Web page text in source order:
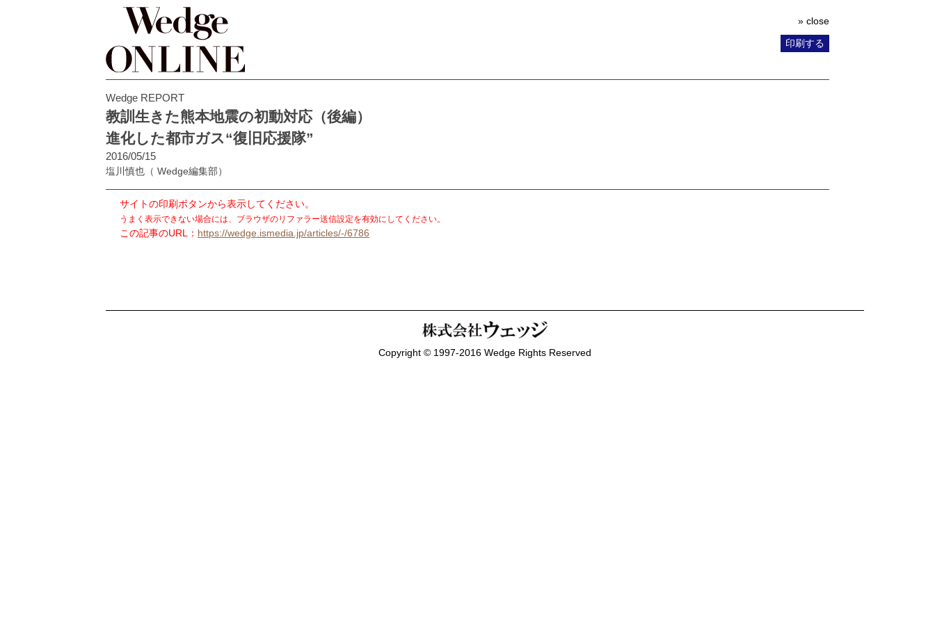
» close
印刷する
Wedge REPORT
教訓生きた熊本地震の初動対応（後編）
進化した都市ガス“復旧応援隊”
2016/05/15
塩川慎也 （ Wedge編集部）
サイトの印刷ボタンから表示してください。
うまく表示できない場合には、ブラウザのリファラー送信設定を有効にしてください。
この記事のURL： https://wedge.ismedia.jp/articles/-/6786
Copyright © 1997-2016 Wedge Rights Reserved